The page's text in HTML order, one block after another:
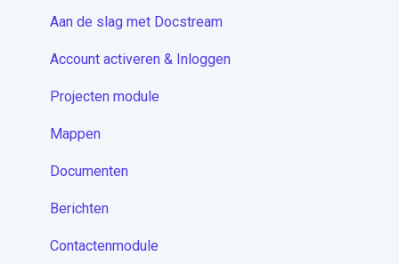
Aan de slag met Docstream
Account activeren & Inloggen
Projecten module
Mappen
Documenten
Berichten
Contactenmodule